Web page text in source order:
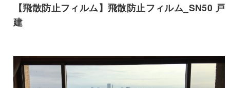
【飛散防止フィルム】飛散防止フィルム_SN50 戸
建